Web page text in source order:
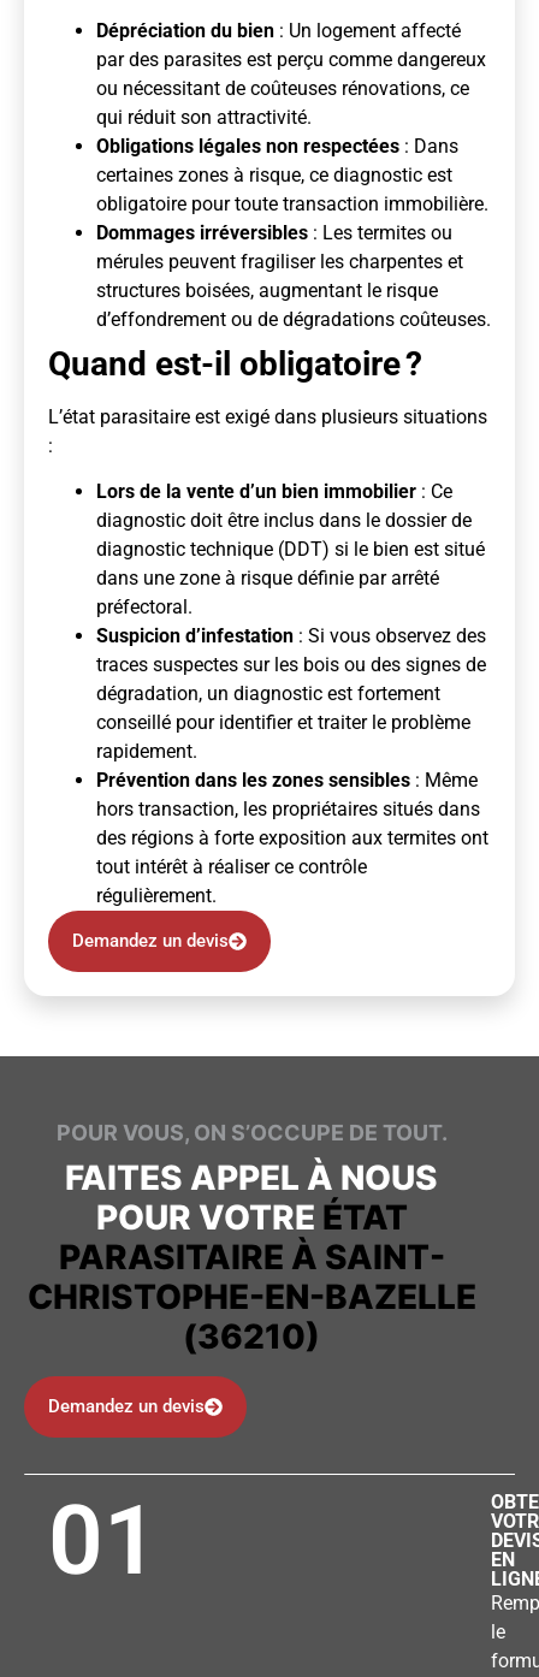
Dépréciation du bien : Un logement affecté
par des parasites est perçu comme dangereux
ou nécessitant de coûteuses rénovations, ce
qui réduit son attractivité.
Obligations légales non respectées : Dans
certaines zones à risque, ce diagnostic est
obligatoire pour toute transaction immobilière.
Dommages irréversibles : Les termites ou
mérules peuvent fragiliser les charpentes et
structures boisées, augmentant le risque
d’effondrement ou de dégradations coûteuses.
Quand est-il obligatoire ?
L’état parasitaire est exigé dans plusieurs situations
:
Lors de la vente d’un bien immobilier : Ce
diagnostic doit être inclus dans le dossier de
diagnostic technique (DDT) si le bien est situé
dans une zone à risque définie par arrêté
préfectoral.
Suspicion d’infestation : Si vous observez des
traces suspectes sur les bois ou des signes de
dégradation, un diagnostic est fortement
conseillé pour identifier et traiter le problème
rapidement.
Prévention dans les zones sensibles : Même
hors transaction, les propriétaires situés dans
des régions à forte exposition aux termites ont
tout intérêt à réaliser ce contrôle
régulièrement.
Demandez un devis
POUR VOUS, ON S’OCCUPE DE TOUT.
FAITES APPEL À NOUS
POUR VOTRE ÉTAT
PARASITAIRE À SAINT-
CHRISTOPHE-EN-BAZELLE
(36210)
Demandez un devis
01
EN
le